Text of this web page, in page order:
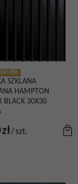
48H
SZKLANA
HAMPTON
BLACK 30X30
zł/szt.